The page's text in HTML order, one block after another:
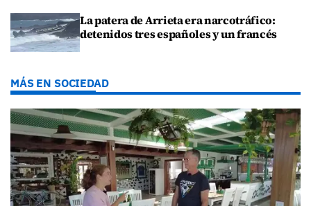
La patera de Arrieta era narcotráfico:
detenidos tres españoles y un francés
MÁS EN SOCIEDAD